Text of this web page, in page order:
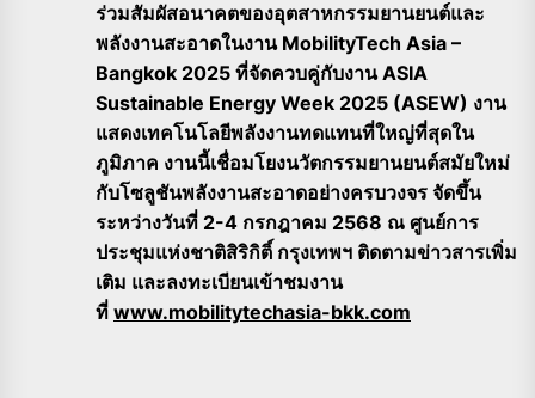
ร่วมสัมผัสอนาคตของอุตสาหกรรมยานยนต์และ
พลังงานสะอาดในงาน MobilityTech Asia –
Bangkok 2025 ที่จัดควบคู่กับงาน ASIA
Sustainable Energy Week 2025 (ASEW) งาน
แสดงเทคโนโลยีพลังงานทดแทนที่ใหญ่ที่สุดใน
ภูมิภาค งานนี้เชื่อมโยงนวัตกรรมยานยนต์สมัยใหม่
กับโซลูชันพลังงานสะอาดอย่างครบวงจร จัดขึ้น
ระหว่างวันที่ 2-4 กรกฎาคม 2568 ณ ศูนย์การ
ประชุมแห่งชาติสิริกิติ์ กรุงเทพฯ ติดตามข่าวสารเพิ่ม
เติม และลงทะเบียนเข้าชมงาน
ที่ www.mobilitytechasia-bkk.com